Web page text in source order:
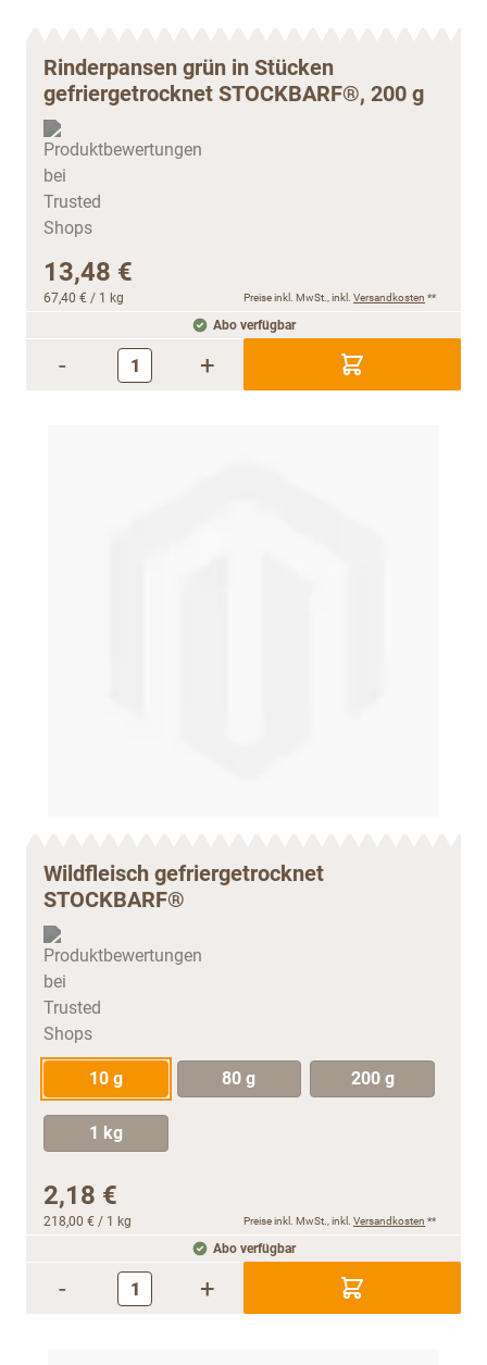
Rinderpansen grün in Stücken
gefriergetrocknet STOCKBARF®, 200 g
13,48 €
67,40 € / 1 kg Preise inkl. MwSt., inkl. Versandkosten **
Abo verfügbar
- +
Wildfleisch gefriergetrocknet
STOCKBARF®
10 g 80 g 200 g
1 kg
2,18 €
218,00 € / 1 kg Preise inkl. MwSt., inkl. Versandkosten **
Abo verfügbar
- +